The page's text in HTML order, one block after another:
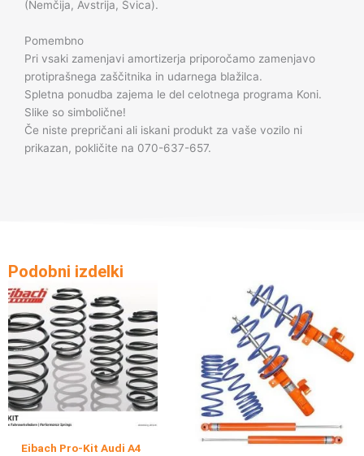
(Nemčija, Avstrija, Švica).
Pomembno
Pri vsaki zamenjavi amortizerja priporočamo zamenjavo
protiprašnega zaščitnika in udarnega blažilca.
Spletna ponudba zajema le del celotnega programa Koni.
Slike so simbolične!
Če niste prepričani ali iskani produkt za vaše vozilo ni
prikazan, pokličite na 070-637-657.
Podobni izdelki
Eibach Pro-Kit Audi A4